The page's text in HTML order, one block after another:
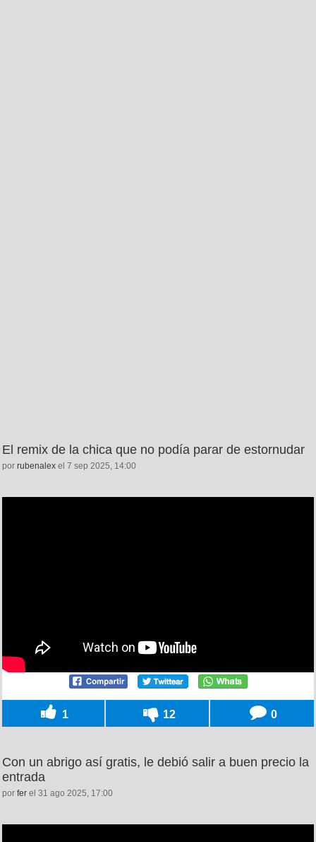
El remix de la chica que no podía parar de estornudar
por rubenalex el 7 sep 2025, 14:00
1 12 0
Con un abrigo así gratis, le debió salir a buen precio la
entrada
por fer el 31 ago 2025, 17:00